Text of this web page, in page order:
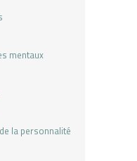
mentaux
la personnalité